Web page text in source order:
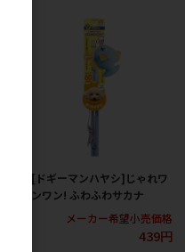
[ドギーマンハヤシ]じゃれワ
ンワン! ふわふわサカナ
メーカー希望小売価格
439円